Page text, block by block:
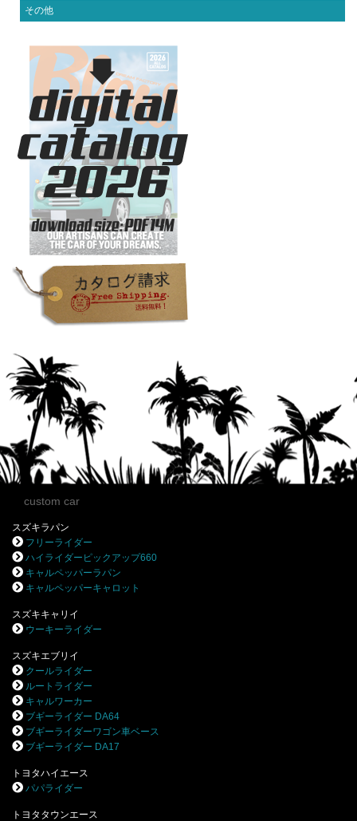
その他
custom car
スズキラパン
フリーライダー
ハイライダーピックアップ660
キャルペッパーラパン
キャルペッパーキャロット
スズキキャリイ
ウーキーライダー
スズキエブリイ
クールライダー
ルートライダー
キャルワーカー
ブギーライダー DA64
ブギーライダーワゴン車ベース
ブギーライダー DA17
トヨタハイエース
パパライダー
トヨタタウンエース